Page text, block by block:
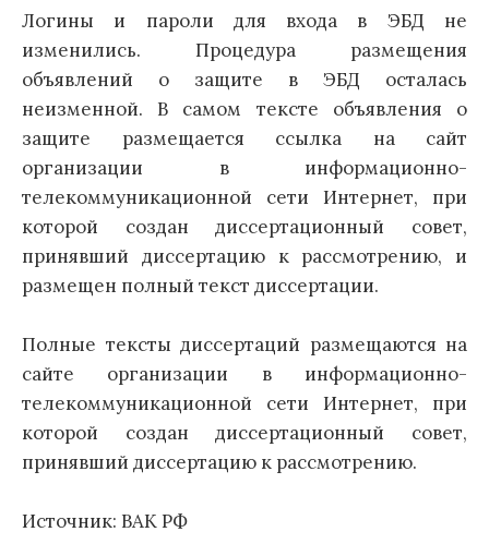
Логины и пароли для входа в ЭБД не
изменились. Процедура размещения
объявлений о защите в ЭБД осталась
неизменной. В самом тексте объявления о
защите размещается ссылка на сайт
организации в информационно-
телекоммуникационной сети Интернет, при
которой создан диссертационный совет,
принявший диссертацию к рассмотрению, и
размещен полный текст диссертации.
Полные тексты диссертаций размещаются на
сайте организации в информационно-
телекоммуникационной сети Интернет, при
которой создан диссертационный совет,
принявший диссертацию к рассмотрению.
Источник: ВАК РФ